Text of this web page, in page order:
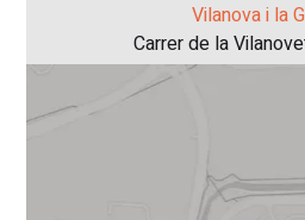
Vilanova i la
Carrer de la